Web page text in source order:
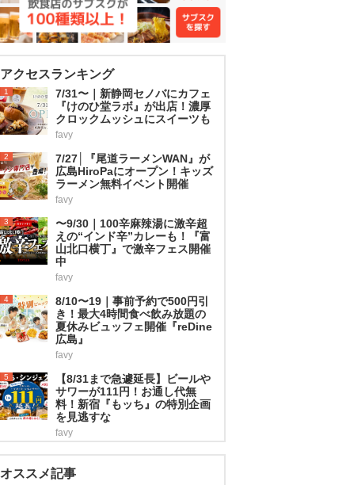
アクセスランキング
1
7/31〜｜新静岡セノバにカフェ
『けのひ堂ラボ』が出店！濃厚
クロックムッシュにスイーツも
favy
2
7/27│『尾道ラーメンWAN』が
広島HiroPaにオープン！キッズ
ラーメン無料イベント開催
favy
3
〜9/30｜100辛麻辣湯に激辛超
えの“インド辛”カレーも！『富
山北口横丁』で激辛フェス開催
中
favy
4
8/10〜19｜事前予約で500円引
き！最大4時間食べ飲み放題の
夏休みビュッフェ開催『reDine
広島』
favy
5
【8/31まで急遽延長】ビールや
サワーが111円！お通し代無
料！新宿『もッち』の特別企画
を見逃すな
favy
オススメ記事